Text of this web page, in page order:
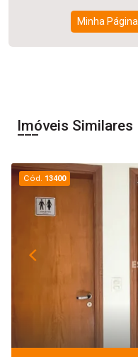
Minha Página
Imóveis Similares
Cód. 13400